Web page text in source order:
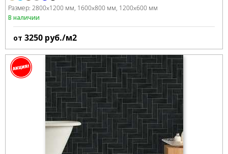
Размер: 2800x1200 мм 1600x800 мм 1200x600 мм
В наличии
от 3250 руб./м2